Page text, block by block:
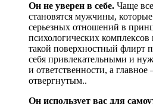
Он не уверен в себе. Чаще
становятся мужчины, которые
серьезных отношений в
психологических
такой поверхностный флирт
себя привлекательными и
и ответственности, а
отвергнутым..
Он использует вас для